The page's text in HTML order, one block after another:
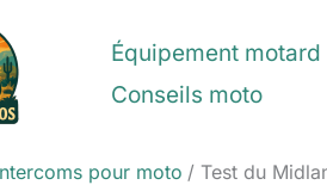
Équipement motard
Conseils moto
pour moto Test du